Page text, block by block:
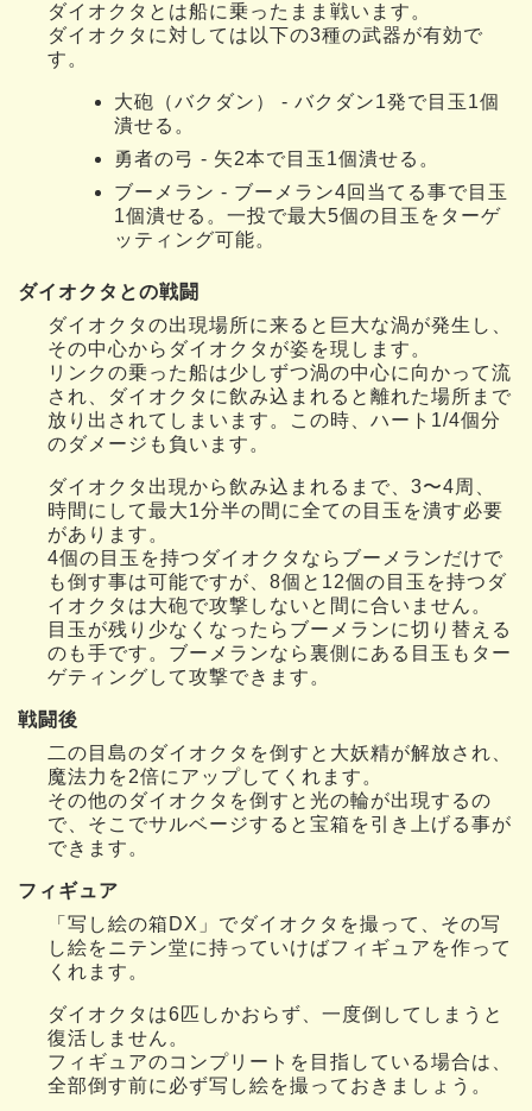
ダイオクタとは船に乗ったまま戦います。
ダイオクタに対しては以下の3種の武器が有効で
す。
大砲（バクダン） - バクダン1発で目玉1個
潰せる。
勇者の弓 - 矢2本で目玉1個潰せる。
ブーメラン - ブーメラン4回当てる事で目玉
1個潰せる。一投で最大5個の目玉をターゲ
ッティング可能。
ダイオクタとの戦闘
ダイオクタの出現場所に来ると巨大な渦が発生し、
その中心からダイオクタが姿を現します。
リンクの乗った船は少しずつ渦の中心に向かって流
され、ダイオクタに飲み込まれると離れた場所まで
放り出されてしまいます。この時、ハート1/4個分
のダメージも負います。
ダイオクタ出現から飲み込まれるまで、3〜4周、
時間にして最大1分半の間に全ての目玉を潰す必要
があります。
4個の目玉を持つダイオクタならブーメランだけで
も倒す事は可能ですが、8個と12個の目玉を持つダ
イオクタは大砲で攻撃しないと間に合いません。
目玉が残り少なくなったらブーメランに切り替える
のも手です。ブーメランなら裏側にある目玉もター
ゲティングして攻撃できます。
戦闘後
二の目島のダイオクタを倒すと大妖精が解放され、
魔法力を2倍にアップしてくれます。
その他のダイオクタを倒すと光の輪が出現するの
で、そこでサルベージすると宝箱を引き上げる事が
できます。
フィギュア
「写し絵の箱DX」でダイオクタを撮って、その写
し絵をニテン堂に持っていけばフィギュアを作って
くれます。
ダイオクタは6匹しかおらず、一度倒してしまうと
復活しません。
フィギュアのコンプリートを目指している場合は、
全部倒す前に必ず写し絵を撮っておきましょう。